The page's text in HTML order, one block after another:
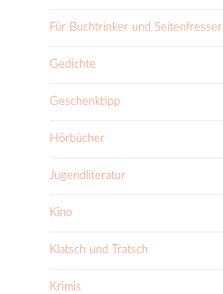
Für Buchtrinker und Seitenfresser
Gedichte
Geschenktipp
Hörbücher
Jugendliteratur
Kino
Klatsch und Tratsch
Krimis